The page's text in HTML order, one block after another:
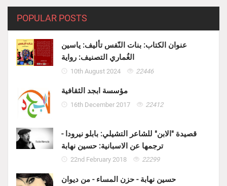
POPULAR POSTS
عنوان الكتاب: بنات النّفس تأليف: ياسين
الغُماري التصنيف: رواية
10th August 2024 22446
مؤسسة ابجد الثقافية
16th December 2017 22412
قصيدة "الابن" للشاعر التشيلي: بابلو نيرودا -
ترجمها عن الاسبانية: حسين نهابة
22nd February 2018 22299
حسين نهابة - حزن المساء - من ديوان